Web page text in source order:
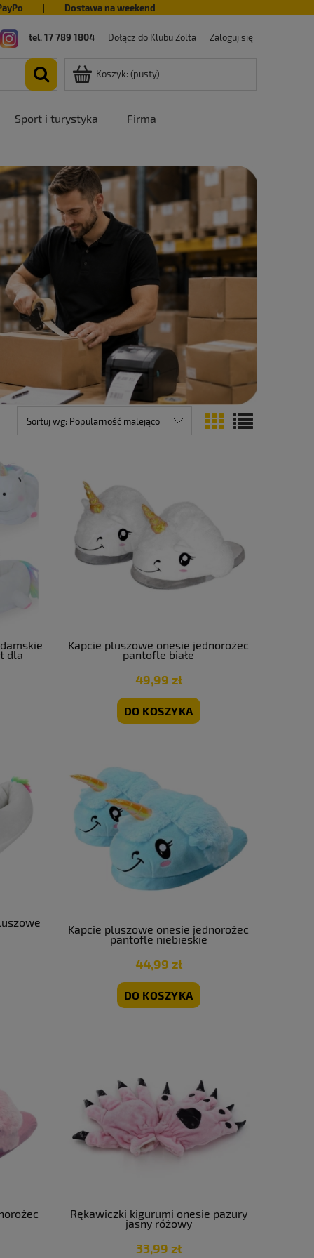
Dostawa na weekend
tel. 17 789 1804 Dołącz do Klubu Zolta Zaloguj się
Koszyk: (pusty)
Sport i turystyka Firma
Sortuj wg: Popularność malejąco
dla
Kapcie pluszowe onesie jednorożec
pantofle białe
49,99 zł
DO KOSZYKA
Kapcie pluszowe onesie jednorożec
pantofle niebieskie
44,99 zł
DO KOSZYKA
Rękawiczki kigurumi onesie pazury
jasny różowy
33,99 zł